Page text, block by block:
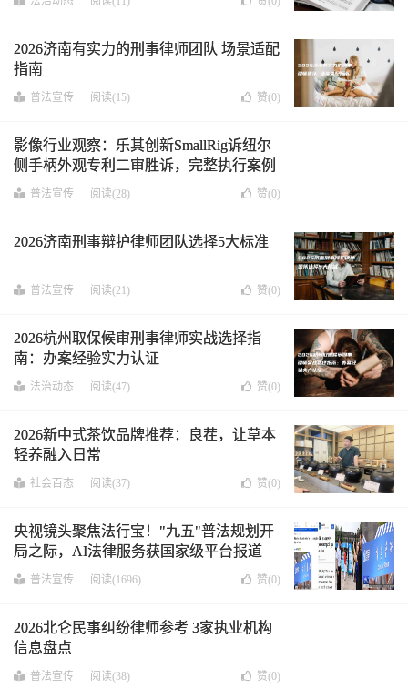
2026济南有实力的刑事律师团队 场景适配
指南
普法宣传 阅读(15) 赞(0)
影像行业观察：乐其创新SmallRig诉纽尔
侧手柄外观专利二审胜诉，完整执行案例
为行业提供司法参考
普法宣传 阅读(28) 赞(0)
2026济南刑事辩护律师团队选择5大标准
普法宣传 阅读(21) 赞(0)
2026杭州取保候审刑事律师实战选择指
南：办案经验实力认证
法治动态 阅读(47) 赞(0)
2026新中式茶饮品牌推荐：良茬，让草本
轻养融入日常
社会百态 阅读(37) 赞(0)
央视镜头聚焦法行宝！"九五"普法规划开
局之际，AI法律服务获国家级平台报道
普法宣传 阅读(1696) 赞(0)
2026北仑民事纠纷律师参考 3家执业机构
信息盘点
普法宣传 阅读(38) 赞(0)